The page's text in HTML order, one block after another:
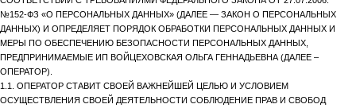
№152-ФЗ «О ПЕРСОНАЛЬНЫХ ДАННЫХ» (ДАЛЕЕ — ЗАКОН О ПЕРСОНАЛЬНЫХ
ДАННЫХ) И ОПРЕДЕЛЯЕТ ПОРЯДОК ОБРАБОТКИ ПЕРСОНАЛЬНЫХ ДАННЫХ И
МЕРЫ ПО ОБЕСПЕЧЕНИЮ БЕЗОПАСНОСТИ ПЕРСОНАЛЬНЫХ ДАННЫХ,
ПРЕДПРИНИМАЕМЫЕ ИП ВОЙЦЕХОВСКАЯ ОЛЬГА ГЕННАДЬЕВНА (ДАЛЕЕ –
ОПЕРАТОР).
1.1. ОПЕРАТОР СТАВИТ СВОЕЙ ВАЖНЕЙШЕЙ ЦЕЛЬЮ И УСЛОВИЕМ
ОСУЩЕСТВЛЕНИЯ СВОЕЙ ДЕЯТЕЛЬНОСТИ СОБЛЮДЕНИЕ ПРАВ И СВОБОД